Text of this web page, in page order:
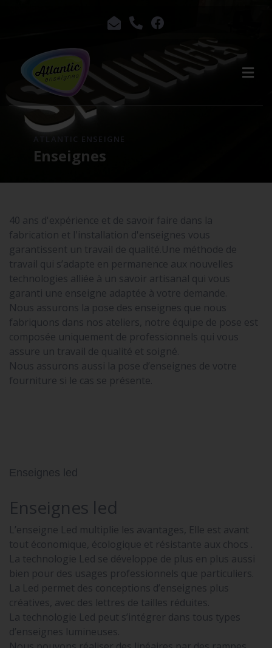
ATLANTIC ENSEIGNE
Enseignes
40 ans d'expérience et de savoir faire dans la
fabrication et l'installation d'enseignes vous
garantissent un travail de qualité.Une méthode de
travail qui s’adapte en permanence aux nouvelles
technologies alliée à un savoir artisanal qui vous
garanti une enseigne adaptée à votre demande.
Nous assurons la pose des enseignes que nous
fabriquons dans nos ateliers, notre équipe de pose est
composée uniquement de professionnels qui vous
assure un travail de qualité et soigné.
Nous assurons aussi la pose d’enseignes de votre
fourniture si le cas se présente.
Enseignes led
Enseignes led
L’enseigne Led multiplie les avantages, Elle est avant
tout économique, écologique et résistante aux chocs .
La technologie Led se développe de plus en plus aussi
bien pour des usages professionnels que particuliers.
La Led permet des conceptions d’enseignes plus
créatives, avec des lettres de tailles réduites.
La technologie Led peut s’intégrer dans tous types
d’enseignes lumineuses.